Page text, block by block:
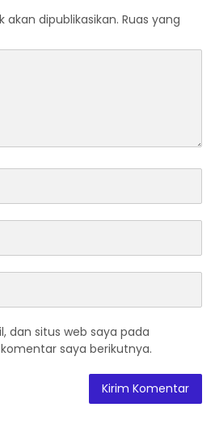
dipublikasikan. Ruas yang
dan situs web saya pada
saya berikutnya.